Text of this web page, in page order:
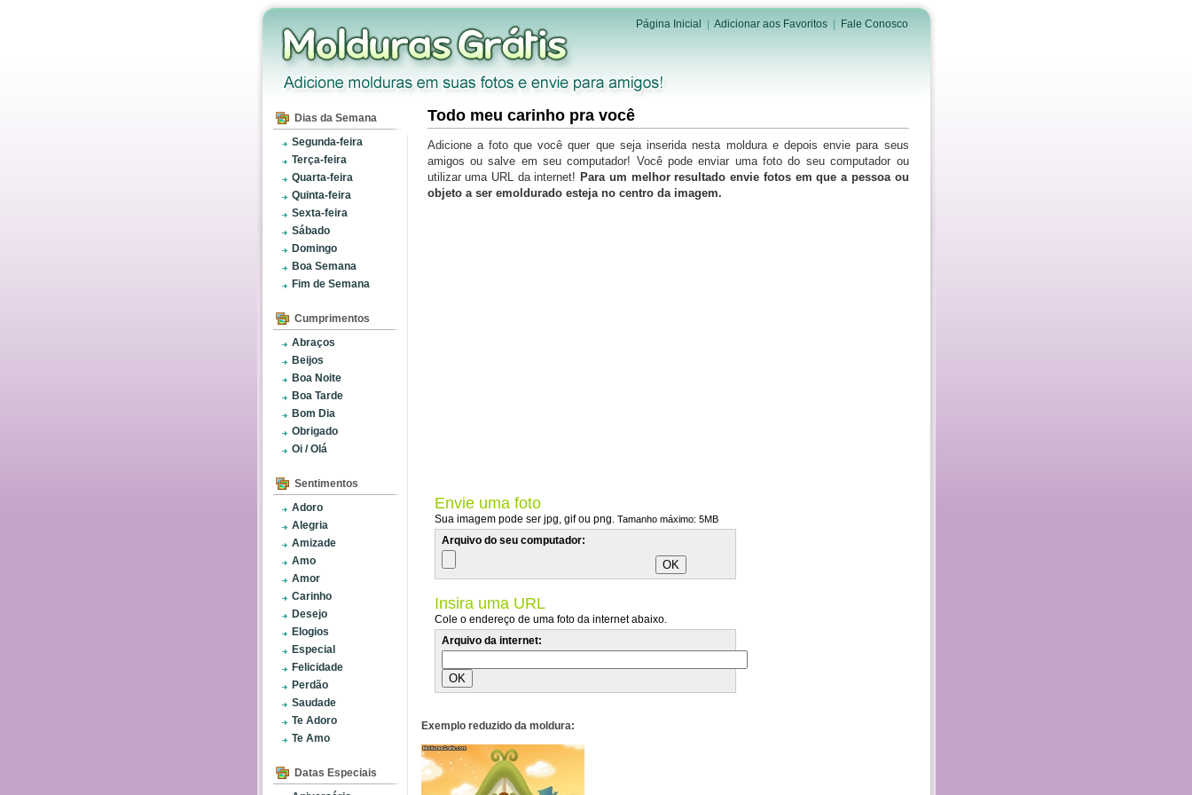
Página Inicial Adicionar aos Favoritos| Fale Conosco
Dias da Semana
Segunda-feira
Terça-feira
Quarta-feira
Quinta-feira
Sexta-feira
Sábado
Domingo
Boa Semana
Fim de Semana
Cumprimentos
Abraços
Beijos
Boa Noite
Boa Tarde
Bom Dia
Obrigado
Oi / Olá
Sentimentos
Adoro
Alegria
Amizade
Amo
Amor
Carinho
Desejo
Elogios
Especial
Felicidade
Perdão
Saudade
Te Adoro
Te Amo
Datas Especiais
Todo meu carinho pra você
Adicione a foto que você quer que seja inserida nesta moldura e depois envie para seus
amigos ou salve em seu computador! Você pode enviar uma foto do seu computador ou
utilizar uma URL da internet! Para um melhor resultado envie fotos em que a pessoa ou
objeto a ser emoldurado esteja no centro da imagem.
Envie uma foto
Sua imagem pode ser jpg, gif ou png. Tamanho máximo: 5MB
Arquivo do seu computador:
Insira uma URL
Cole o endereço de uma foto da internet abaixo.
Arquivo da internet:
Exemplo reduzido da moldura: